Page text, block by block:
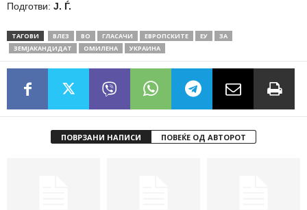
Подготви: Ј. Ѓ.
ТАГОВИ ВЛЕЗ ВО ГЛАСАЧИ ЕВРОПСКИТЕ ЕУ
ЗА
ЗЕМЈАКАНДИДАТ
ОМИЛЕНА УКРАИНА
ПОВРЗАНИ НАПИСИ ПОВЕЌЕ ОД АВТОРОТ